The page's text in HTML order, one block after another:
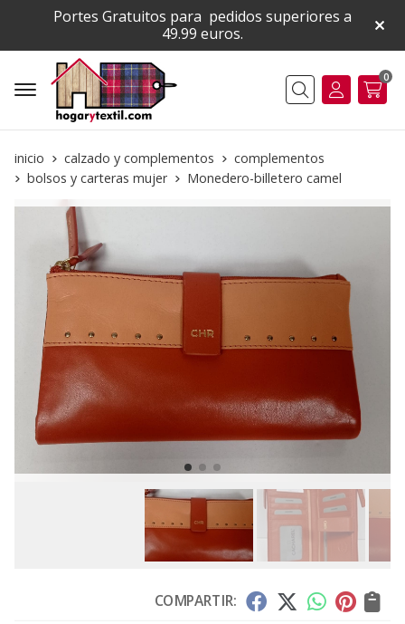
Portes Gratuitos para pedidos superiores a
49.99 euros.
Buscar
0
inicio calzado y complementos
complementos
bolsos y carteras mujer
Monedero-billetero camel
COMPARTIR: